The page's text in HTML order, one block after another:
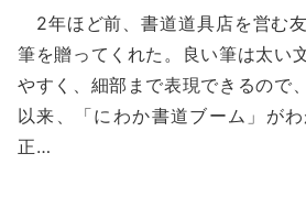
動
2年ほど前、書道道具店を営む
筆を贈ってくれた。良い筆は太い
やすく、細部まで表現できるので
以来、「にわか書道ブーム」が
正…